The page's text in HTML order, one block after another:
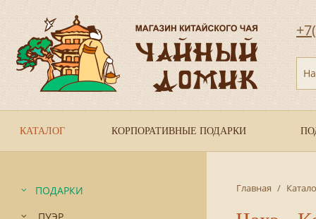
КАТАЛОГ КОРПОРАТИВНЫЕ ПОДАРКИ
ПОДАРКИ
Главная /